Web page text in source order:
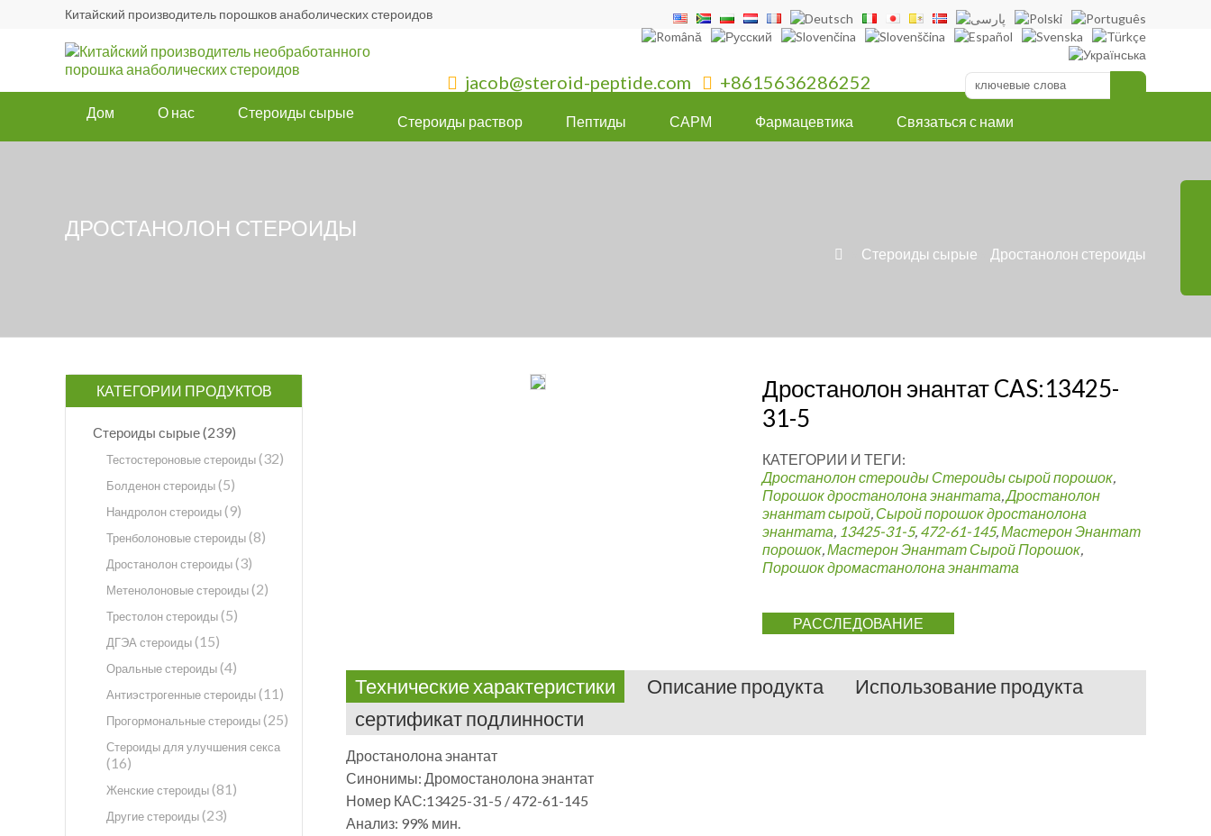
Китайский производитель порошков анаболических стероидов
 jacob@steroid-peptide.com  +8615636286252
Дом О нас Стероиды сырые
Стероиды раствор Пептиды САРМ Фармацевтика Связаться с нами
ДРОСТАНОЛОН СТЕРОИДЫ
 Стероиды сырые Дростанолон стероиды
Дростанолон энантат CAS:13425-
31-5
КАТЕГОРИИ И ТЕГИ:
Дростанолон стероиды Стероиды сырой порошок,
Порошок дростанолона энантата,Дростанолон
энантат сырой, Сырой порошок дростанолона
энантата, 13425-31-5, 472-61-145,Мастерон Энантат
порошок,Мастерон Энантат Сырой Порошок,
Порошок дромастанолона энантата
РАССЛЕДОВАНИЕ
Технические характеристики Описание продукта
Использование продукта
сертификат подлинности
Дростанолона энантат
Синонимы: Дромостанолона энантат
Номер КАС:13425-31-5 / 472-61-145
Анализ: 99% мин.
КАТЕГОРИИ ПРОДУКТОВ
Стероиды сырые(239)
Тестостероновые стероиды(32)
Болденон стероиды(5)
Нандролон стероиды(9)
Тренболоновые стероиды(8)
Дростанолон стероиды(3)
Метенолоновые стероиды(2)
Трестолон стероиды(5)
ДГЭА стероиды(15)
Оральные стероиды(4)
Антиэстрогенные стероиды(11)
Прогормональные стероиды(25)
Стероиды для улучшения секса
(16)
Женские стероиды(81)
Другие стероиды(23)